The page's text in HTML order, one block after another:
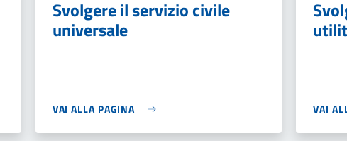
Svolgere il servizio civile
universale
VAI ALLA PAGINA VAI